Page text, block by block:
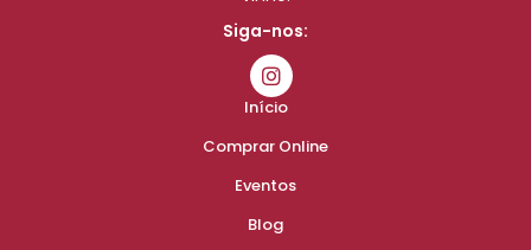
Siga-nos:
Início
Comprar Online
Eventos
Blog